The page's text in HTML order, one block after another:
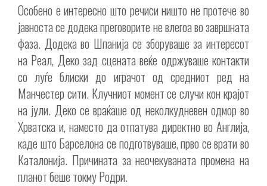
Особено е интересно што речиси ништо не протече во
јавноста се додека преговорите не влегоа во завршната
фаза. Додека во Шпанија се зборуваше за интересот
на Реал, Деко зад сцената веќе одржуваше контакти
со луѓе блиски до играчот од средниот ред на
Манчестер сити. Клучниот момент се случи кон крајот
на јули. Деко се враќаше од неколкудневен одмор во
Хрватска и, наместо да отпатува директно во Англија,
каде што Барселона се подготвуваше, прво се врати во
Каталонија. Причината за неочекуваната промена на
планот беше токму Родри.